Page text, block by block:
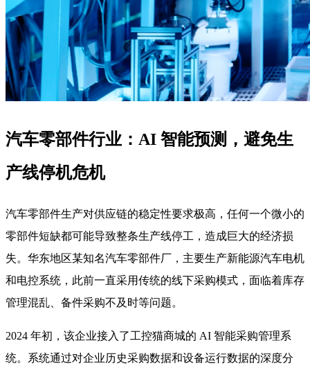
汽车零部件行业：AI 智能预测，避免生
产线停机危机
汽车零部件生产对供应链的稳定性要求极高，任何一个微小的
零部件短缺都可能导致整条生产线停工，造成巨大的经济损
失。华东地区某知名汽车零部件厂，主要生产新能源汽车电机
和电控系统，此前一直采用传统的线下采购模式，面临着库存
管理混乱、备件采购不及时等问题。
2024 年初，该企业接入了工控猫商城的 AI 智能采购管理系
统。系统通过对企业历史采购数据和设备运行数据的深度分